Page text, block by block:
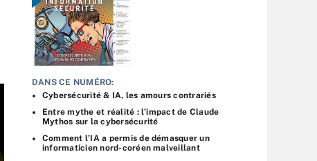
DANS CE NUMÉRO:
Cybersécurité & IA, les amours contrariés
Entre mythe et réalité : l’impact de Claude
Mythos sur la cybersécurité
Comment l’IA a permis de démasquer un
informaticien nord-coréen malveillant